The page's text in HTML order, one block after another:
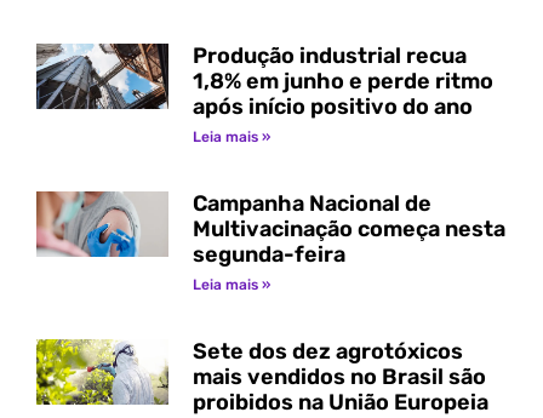
Produção industrial recua
1,8% em junho e perde ritmo
após início positivo do ano
Leia mais »
Campanha Nacional de
Multivacinação começa nesta
segunda-feira
Leia mais »
Sete dos dez agrotóxicos
mais vendidos no Brasil são
proibidos na União Europeia